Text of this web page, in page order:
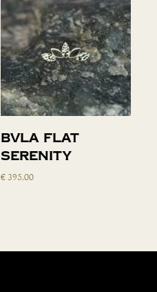
Toevoegen
aan
BVLA flat
serenity
€395,00